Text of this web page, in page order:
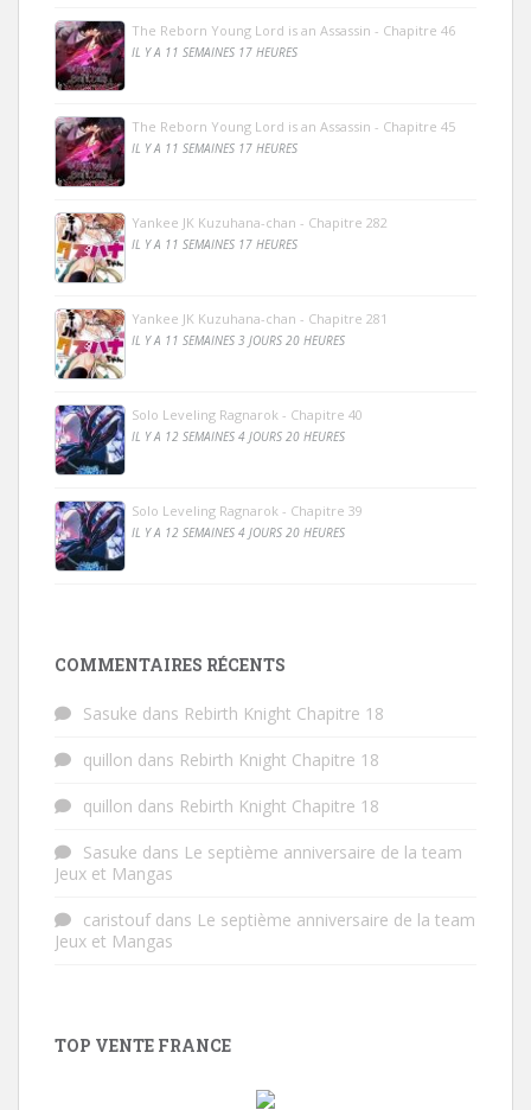
The Reborn Young Lord is an Assassin - Chapitre 46
IL Y A 11 SEMAINES 17 HEURES
The Reborn Young Lord is an Assassin - Chapitre 45
IL Y A 11 SEMAINES 17 HEURES
Yankee JK Kuzuhana-chan - Chapitre 282
IL Y A 11 SEMAINES 17 HEURES
Yankee JK Kuzuhana-chan - Chapitre 281
IL Y A 11 SEMAINES 3 JOURS 20 HEURES
Solo Leveling Ragnarok - Chapitre 40
IL Y A 12 SEMAINES 4 JOURS 20 HEURES
Solo Leveling Ragnarok - Chapitre 39
IL Y A 12 SEMAINES 4 JOURS 20 HEURES
COMMENTAIRES RÉCENTS
Sasuke dans Rebirth Knight Chapitre 18
quillon dans Rebirth Knight Chapitre 18
quillon dans Rebirth Knight Chapitre 18
Sasuke dans Le septième anniversaire de la team
Jeux et Mangas
caristoufdans Le septième anniversaire de la team
Jeux et Mangas
TOP VENTE FRANCE